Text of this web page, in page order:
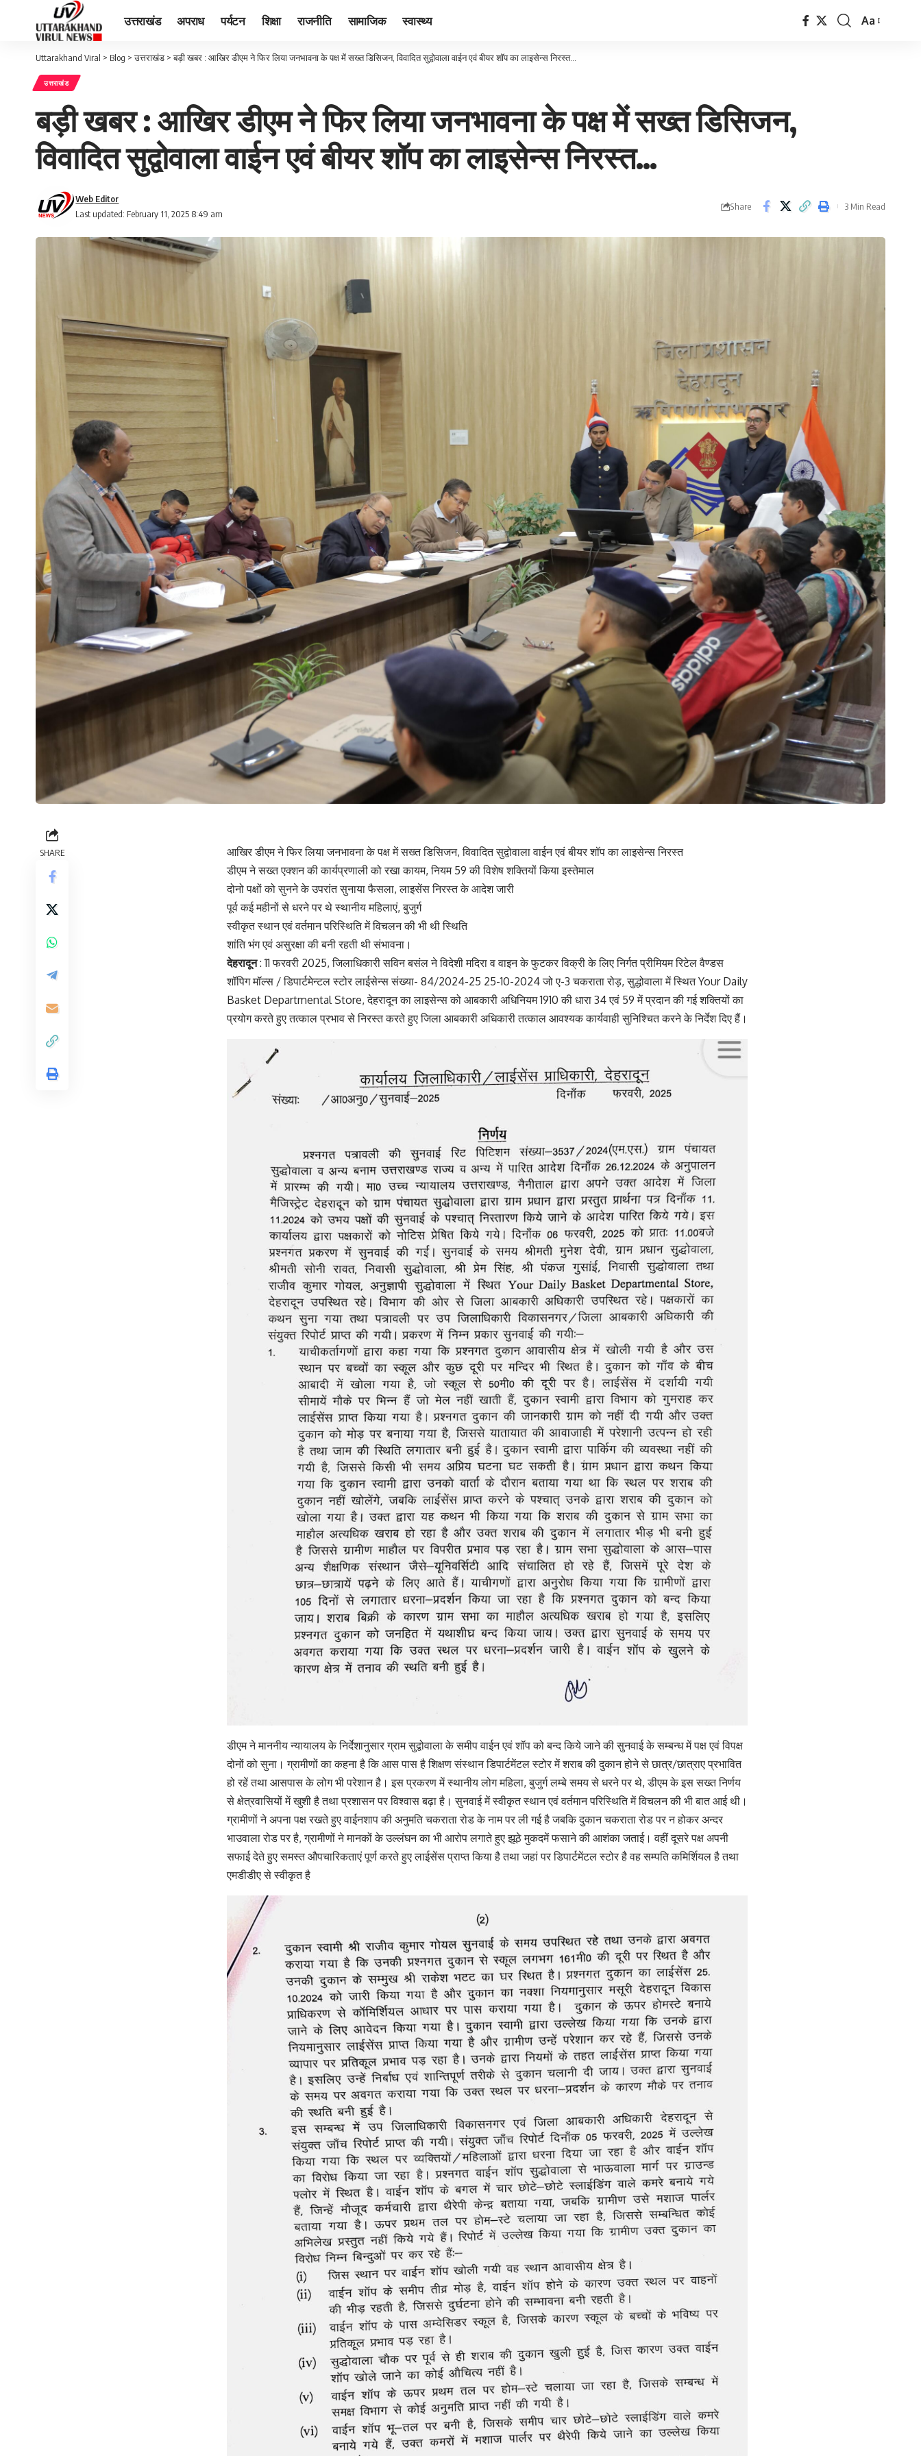
उत्तराखंड अपराध पर्यटन शिक्षा राजनीति सामाजिक स्वास्थ्य
Font
Aa
Uttarakhand Viral > Blog >उत्तराखंड >बड़ी खबर : आखिर डीएम ने फिर लिया जनभावना के पक्ष में सख्त डिसिजन, विवादित सुद्वोवाला वाईन एवं बीयर शॉप का लाइसेन्स निरस्त…
उत्तराखंड
बड़ी खबर : आखिर डीएम ने फिर लिया जनभावना के पक्ष में सख्त डिसिजन,
विवादित सुद्वोवाला वाईन एवं बीयर शॉप का लाइसेन्स निरस्त…
Last updated: February 11, 2025 8:49 am
Web Editor
Share 3 Min Read
SHARE
आखिर डीएम ने फिर लिया जनभावना के पक्ष में सख्त डिसिजन, विवादित सुद्वोवाला वाईन एवं बीयर शॉप का लाइसेन्स निरस्त
डीएम ने सख्त एक्शन की कार्यप्रणाली को रखा कायम, नियम 59 की विशेष शक्तियों किया इस्तेमाल
दोनो पक्षों को सुनने के उपरांत सुनाया फैसला, लाइसेंस निरस्त के आदेश जारी
पूर्व कई महीनों से धरने पर थे स्थानीय महिलाएं, बुजुर्ग
स्वीकृत स्थान एवं वर्तमान परिस्थिति में विचलन की भी थी स्थिति
शांति भंग एवं असुरक्षा की बनी रहती थी संभावना।
देहरादून: 11 फरवरी 2025, जिलाधिकारी सविन बसंल ने विदेशी मदिरा व वाइन के फुटकर विक्री के लिए निर्गत प्रीमियम रिटेल वैण्डस
शॉपिग मॉल्स / डिपार्टमेन्टल स्टोर लाईसेन्स संख्या- 84/2024-25 25-10-2024 जो ए-3 चकराता रोड़, सुद्धोवाला में स्थित Your Daily
Basket Departmental Store, देहरादून का लाइसेन्स को आबकारी अधिनियम 1910 की धारा 34 एवं 59 में प्रदान की गई शक्तियों का
प्रयोग करते हुए तत्काल प्रभाव से निरस्त करते हुए जिला आबकारी अधिकारी तत्काल आवश्यक कार्यवाही सुनिश्चित करने के निर्देश दिए हैं।
डीएम ने माननीय न्यायालय के निर्देशानुसार ग्राम सुद्वोवाला के समीप वाईन एवं शॉप को बन्द किये जाने की सुनवाई के सम्बन्ध में पक्ष एवं विपक्ष
दोनों को सुना। ग्रामीणों का कहना है कि आस पास है शिक्षण संस्थान डिपार्टमेंटल स्टोर में शराब की दुकान होने से छात्र/छात्राए प्रभावित
हो रहें तथा आसपास के लोग भी परेशान है। इस प्रकरण में स्थानीय लोग महिला, बुजुर्ग लम्बे समय से धरने पर थे, डीएम के इस सख्त निर्णय
से क्षेत्रवासियों में खुशी है तथा प्रशासन पर विश्वास बढ़ा है। सुनवाई में स्वीकृत स्थान एवं वर्तमान परिस्थिति में विचलन की भी बात आई थी।
ग्रामीणों ने अपना पक्ष रखते हुए वाईनशाप की अनुमति चकराता रोड के नाम पर ली गई है जबकि दुकान चकराता रोड पर न होकर अन्दर
भाउवाला रोड पर है, ग्रामीणों ने मानकों के उल्लंघन का भी आरोप लगाते हुए झूठे मुकदमें फसाने की आशंका जताई। वहीं दूसरे पक्ष अपनी
सफाई देते हुए समस्त औपचारिकताएं पूर्ण करते हुए लाईसेंस प्राप्त किया है तथा जहां पर डिपार्टमेंटल स्टोर है वह सम्पति कमिर्शियल है तथा
एमडीडीए से स्वीकृत है